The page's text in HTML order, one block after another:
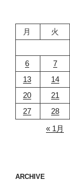
月
火
6
7
13
14
20
21
27
28
« 1月
ARCHIVE